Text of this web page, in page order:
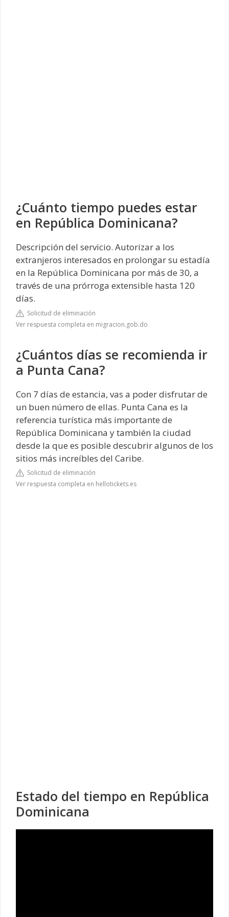
¿Cuánto tiempo puedes estar
en República Dominicana?
Descripción del servicio. Autorizar a los
extranjeros interesados en prolongar su estadía
en la República Dominicana por más de 30, a
través de una prórroga extensible hasta 120
días.
Solicitud de eliminación
Ver respuesta completa en migracion.gob.do
¿Cuántos días se recomienda ir
a Punta Cana?
Con 7 días de estancia, vas a poder disfrutar de
un buen número de ellas. Punta Cana es la
referencia turística más importante de
República Dominicana y también la ciudad
desde la que es posible descubrir algunos de los
sitios más increíbles del Caribe.
Solicitud de eliminación
Ver respuesta completa en hellotickets.es
Estado del tiempo en República
Dominicana